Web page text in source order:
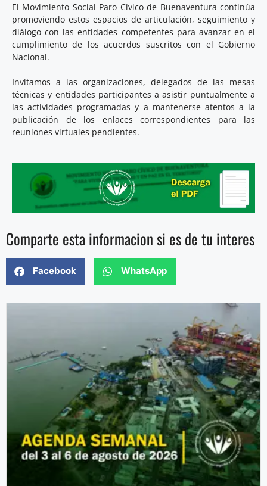
El Movimiento Social Paro Cívico de Buenaventura continúa
promoviendo estos espacios de articulación, seguimiento y
diálogo con las entidades competentes para avanzar en el
cumplimiento de los acuerdos suscritos con el Gobierno
Nacional.
Invitamos a las organizaciones, delegados de las mesas
técnicas y entidades participantes a asistir puntualmente a
las actividades programadas y a mantenerse atentos a la
publicación de los enlaces correspondientes para las
reuniones virtuales pendientes.
Comparte esta informacion si es de tu interes
Facebook WhatsApp